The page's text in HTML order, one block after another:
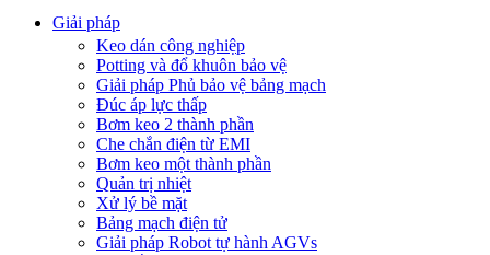
Giải pháp
Keo dán công nghiệp
Potting và đổ khuôn bảo vệ
Giải pháp Phủ bảo vệ bảng mạch
Đúc áp lực thấp
Bơm keo 2 thành phần
Che chắn điện từ EMI
Bơm keo một thành phần
Quản trị nhiệt
Xử lý bề mặt
Bảng mạch điện tử
Giải pháp Robot tự hành AGVs